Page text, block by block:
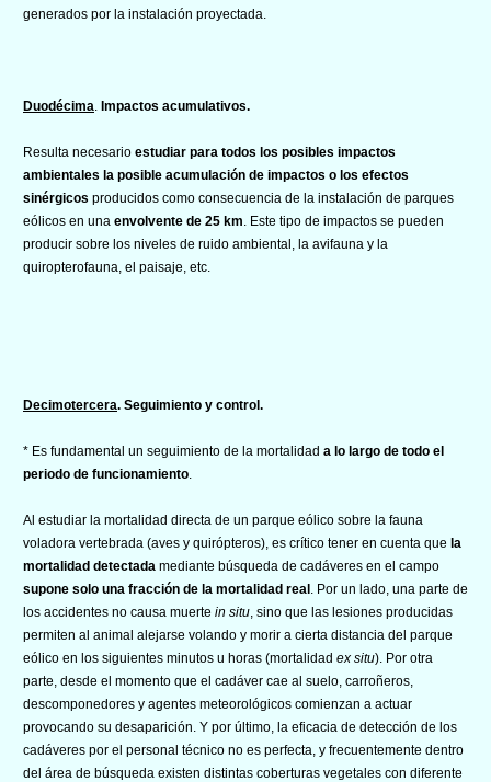
generados por la instalación proyectada.
Duodécima Impactos acumulativos.
Resulta necesario estudiar para todos los posibles impactos
ambientales la posible acumulación de impactos o los efectos
sinérgicos producidos como consecuencia de la instalación de parques
eólicos en una envolvente de 25 km . Este tipo de impactos se pueden
producir sobre los niveles de ruido ambiental, la avifauna y la
quiropterofauna, el paisaje, etc.
Decimotercera. Seguimiento y control.
* Es fundamental un seguimiento de la mortalidad a lo largo de todo el
periodo de funcionamiento
Al estudiar la mortalidad directa de un parque eólico sobre la fauna
voladora vertebrada (aves y quirópteros), es crítico tener en cuenta que la
mortalidad detectada mediante búsqueda de cadáveres en el campo
supone solo una fracción de la mortalidad real . Por un lado, una parte de
los accidentes no causa muerte in situ , sino que las lesiones producidas
permiten al animal alejarse volando y morir a cierta distancia del parque
eólico en los siguientes minutos u horas (mortalidad ex situ). Por otra
parte, desde el momento que el cadáver cae al suelo, carroñeros,
descomponedores y agentes meteorológicos comienzan a actuar
provocando su desaparición. Y por último, la eficacia de detección de los
cadáveres por el personal técnico no es perfecta, y frecuentemente dentro
del área de búsqueda existen distintas coberturas vegetales con diferente